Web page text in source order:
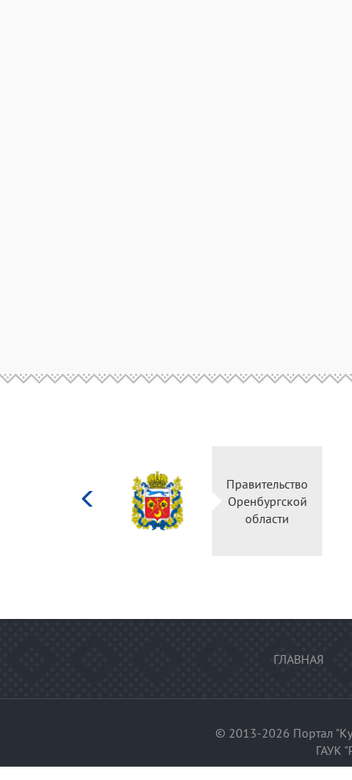
Министерство
культуры
Российской
федерации
ГЛАВНАЯ
© 2013-2026 Портал
ГАУК